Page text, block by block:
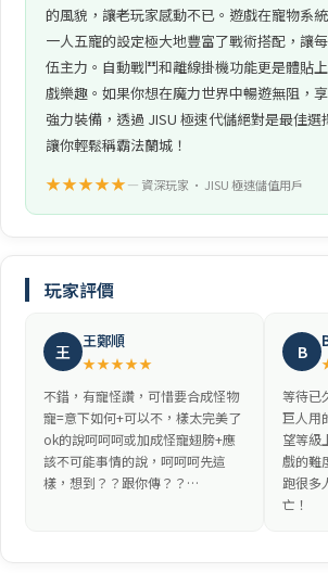
的風貌，讓老玩家感動不已。遊戲在寵物系
一人五寵的設定極大地豐富了戰術搭配，讓
伍主力。自動戰鬥和離線掛機功能更是體貼
戲樂趣。如果你想在魔力世界中暢遊無阻，
強力裝備，透過 JISU 極速代儲絕對是最佳選
讓你輕鬆稱霸法蘭城！
★★★★★— 資深玩家 • JISU 極速儲值用戶
玩家評價
王 王鄭順
★★★★★
不錯，有寵怪讚，可惜要合成怪物
寵=意下如何+可以不，樣太完美了
ok的說呵呵呵或加成怪寵翅膀+應
該不可能事情的說，呵呵呵先這
樣，想到？？跟你傳？？…
B
等待已
巨人用
望等級
戲的難
跑很多
亡！